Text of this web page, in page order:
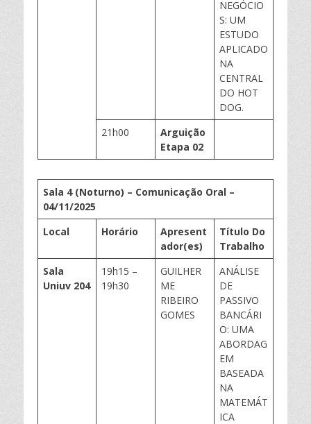
NEGÓCIO
S: UM
ESTUDO
APLICADO
NA
CENTRAL
DO HOT
DOG.
21h00
Arguição
Etapa 02
Sala 4 (Noturno) – Comunicação Oral –
04/11/2025
Local
Horário
Apresent
ador(es)
Título Do
Trabalho
Sala
Uniuv 204
19h15 –
19h30
GUILHER
ME
RIBEIRO
GOMES
ANÁLISE
DE
PASSIVO
BANCÁRI
O: UMA
ABORDAG
EM
BASEADA
NA
MATEMÁT
ICA